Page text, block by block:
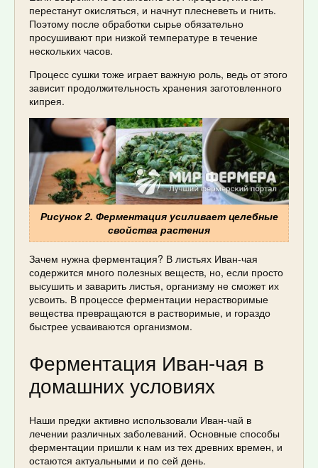
перестанут окисляться, и начнут плесневеть и гнить.
Поэтому после обработки сырье обязательно
просушивают при низкой температуре в течение
нескольких часов.
Процесс сушки тоже играет важную роль, ведь от этого
зависит продолжительность хранения заготовленного
кипрея.
Рисунок 2. Ферментация усиливает целебные
свойства растения
Зачем нужна ферментация? В листьях Иван-чая
содержится много полезных веществ, но, если просто
высушить и заварить листья, организму не сможет их
усвоить. В процессе ферментации нерастворимые
вещества превращаются в растворимые, и гораздо
быстрее усваиваются организмом.
Ферментация Иван-чая в
домашних условиях
Наши предки активно использовали Иван-чай в
лечении различных заболеваний. Основные способы
ферментации пришли к нам из тех древних времен, и
остаются актуальными и по сей день.